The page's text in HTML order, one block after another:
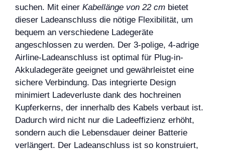
suchen. Mit einer Kabellänge von 22 cm bietet
dieser Ladeanschluss die nötige Flexibilität, um
bequem an verschiedene Ladegeräte
angeschlossen zu werden. Der 3-polige, 4-adrige
Airline-Ladeanschluss ist optimal für Plug-in-
Akkuladegeräte geeignet und gewährleistet eine
sichere Verbindung. Das integrierte Design
minimiert Ladeverluste dank des hochreinen
Kupferkerns, der innerhalb des Kabels verbaut ist.
Dadurch wird nicht nur die Ladeeffizienz erhöht,
sondern auch die Lebensdauer deiner Batterie
verlängert. Der Ladeanschluss ist so konstruiert,